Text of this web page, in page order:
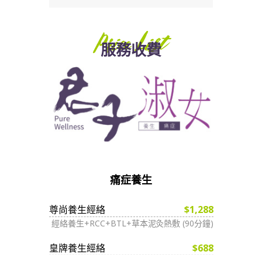
Price List
服務收費
痛症養生
尊尚養生經絡 $1,288
經絡養生+RCC+BTL+草本泥灸熱敷 (90分鐘)
皇牌養生經絡 $688